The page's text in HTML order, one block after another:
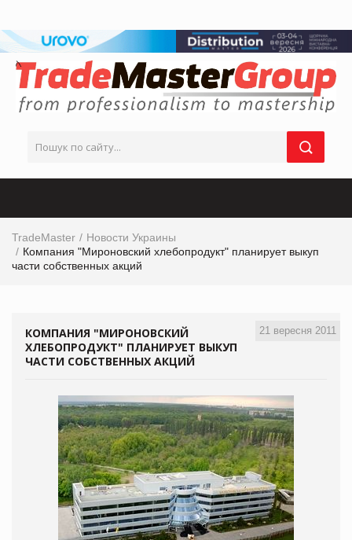
TradeMaster
Новости Украины
Компания "Мироновский хлебопродукт" планирует выкуп
части собственных акций
21 вересня 2011
КОМПАНИЯ "МИРОНОВСКИЙ
ХЛЕБОПРОДУКТ" ПЛАНИРУЕТ ВЫКУП
ЧАСТИ СОБСТВЕННЫХ АКЦИЙ